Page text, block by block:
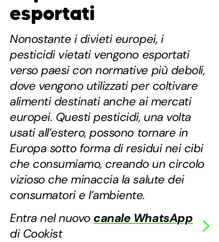
esportati
Nonostante i divieti europei, i
pesticidi vietati vengono esportati
verso paesi con normative più deboli,
dove vengono utilizzati per coltivare
alimenti destinati anche ai mercati
europei. Questi pesticidi, una volta
usati all’estero, possono tornare in
Europa sotto forma di residui nei cibi
che consumiamo, creando un circolo
vizioso che minaccia la salute dei
consumatori e l’ambiente.
Entra nel nuovo canale WhatsApp
di Cookist